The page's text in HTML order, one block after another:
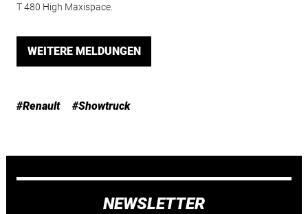
T 480 High Maxispace.
WEITERE MELDUNGEN
#Renault #Showtruck
NEWSLETTER